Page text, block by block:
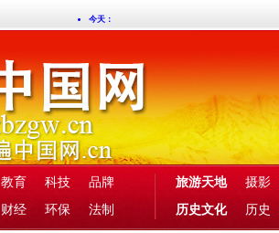
教育 科技
品牌
财经 环保 法制
旅游天地
摄影
历史文化
历史